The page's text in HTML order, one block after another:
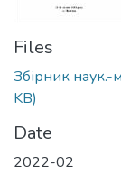
Files
Збірник
KB)
Date
2022-02